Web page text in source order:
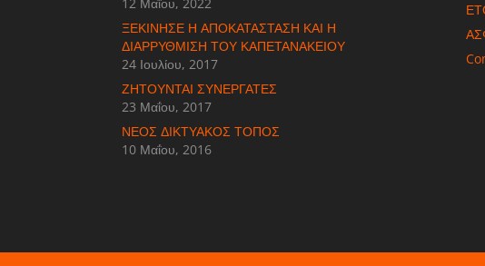
ΞΕΚΊΝΗΣΕ Η ΑΠΟΚΑΤΆΣΤΑΣΗ ΚΑΙ Η
ΔΙΑΡΡΎΘΜΙΣΗ ΤΟΥ ΚΑΠΕΤΑΝΆΚΕΙΟΥ
24 Ιουλίου, 2017
ΖΗΤΟΎΝΤΑΙ ΣΥΝΕΡΓΆΤΕΣ
23 Μαΐου, 2017
ΝΈΟΣ ΔΙΚΤΥΑΚΌΣ ΤΌΠΟΣ
10 Μαΐου, 2016